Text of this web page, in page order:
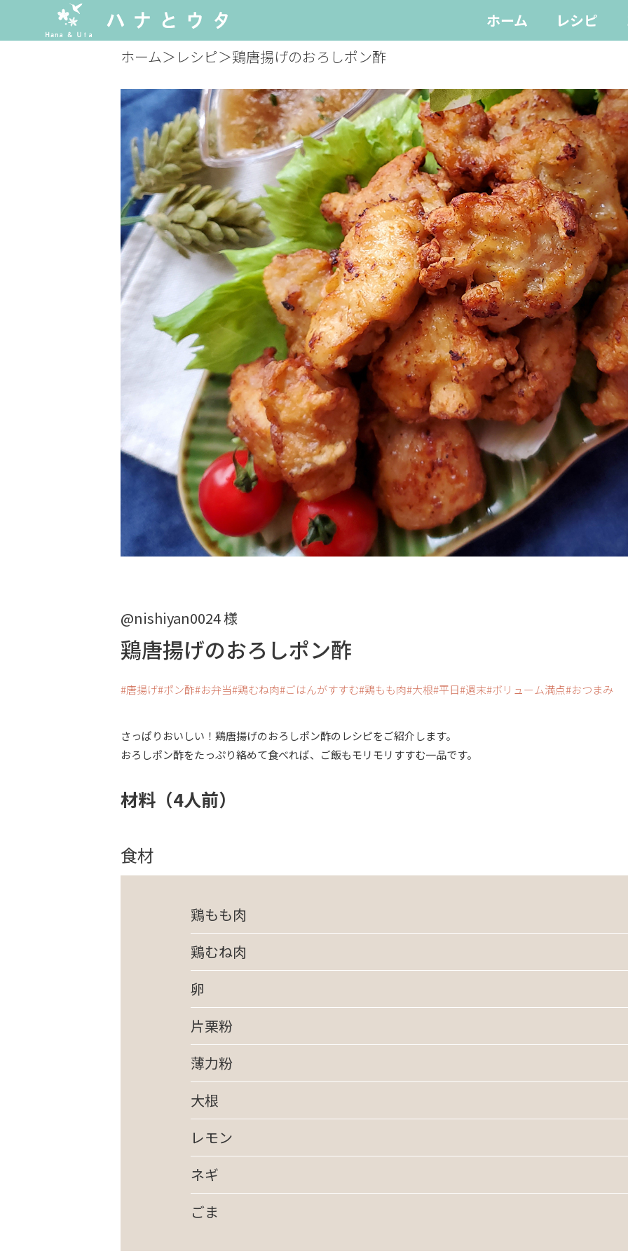
ホーム レシピ
ホーム＞ レシピ＞鶏唐揚げのおろしポン酢
@nishiyan0024 様
鶏唐揚げのおろしポン酢
唐揚げ ポン酢 お弁当 鶏むね肉 ごはんがすすむ 鶏もも肉 大根 平日 週末 ボリューム満点 おつまみ
さっぱりおいしい！鶏唐揚げのおろしポン酢のレシピをご紹介します。
おろしポン酢をたっぷり絡めて食べれば、ご飯もモリモリすすむ一品です。
材料（4人前）
食材
鶏もも肉
鶏むね肉
卵
片栗粉
薄力粉
大根
レモン
ネギ
ごま